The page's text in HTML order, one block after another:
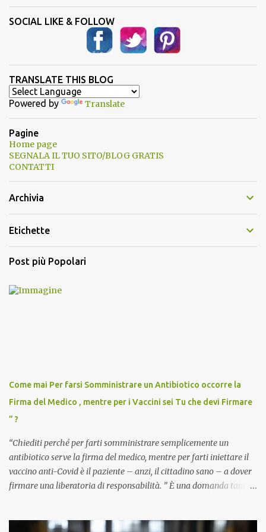
SOCIAL LIKE & FOLLOW
TRANSLATE THIS BLOG
Powered by Translate
Pagine
Home page
SEGNALA IL TUO SITO/BLOG GRATIS
CONTATTI
Archivia
Etichette
Post più Popolari
Come mai Per farsi Somministrare un Antibiotico occorre la
Firma del Medico , mentre per i Vaccini sei Tu che devi Firmare
” ?
“Chiediti perché per farti somministrare semplicemente un
antibiotico serve la firma del medico, mentre per farti iniettare il
vaccino anti-Covid è il paziente – anzi, il cittadino sano – a dover
firmare una liberatoria di responsabilità. ” È una domanda tanto
pandemia. Un interrogativo che dovrebbe scuotere chiunque abbia